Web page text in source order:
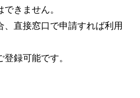
きません。
直接窓口で申請すれば利用
録可能です。